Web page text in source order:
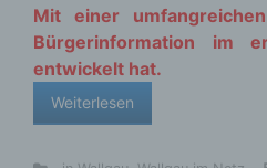
Mit einer
Bürgerinformation im
entwickelt hat.
Weiterlesen